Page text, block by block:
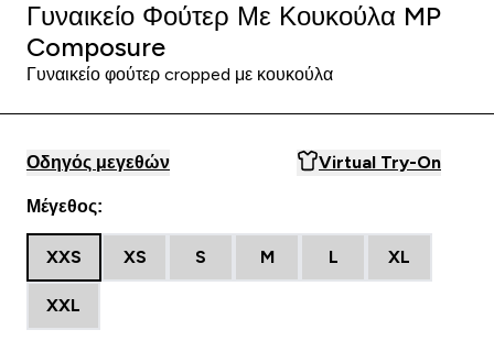
Γυναικείο Φούτερ Με Κουκούλα MP
Composure
Γυναικείο φούτερ cropped με κουκούλα
Οδηγός μεγεθών Virtual Try-On
Μέγεθος:
XXS XS S M L XL
XXL